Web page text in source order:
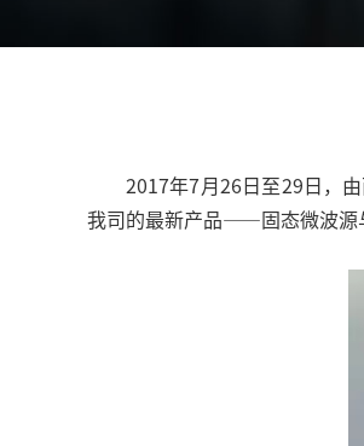
2017年7月26日至29日，
我司的最新产品——固态微波源